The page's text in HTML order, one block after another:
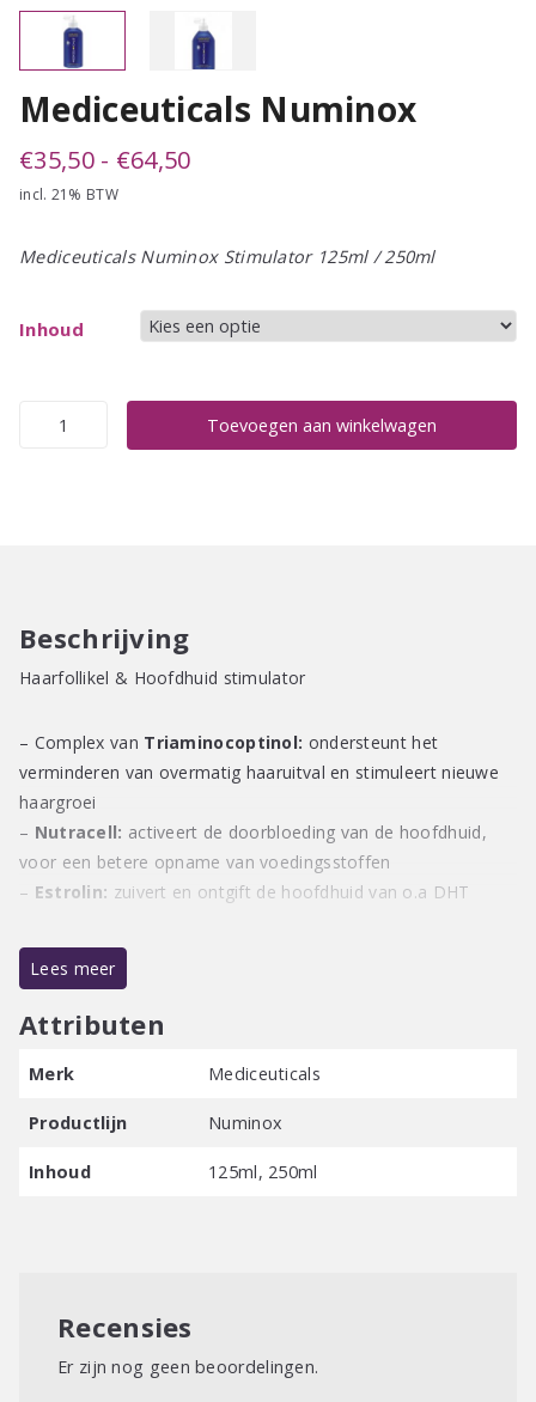
Mediceuticals Numinox
€35,50 - €64,50Prijsklasse:
incl. 21% BTW
Mediceuticals Numinox Stimulator 125ml / 250ml
Inhoud
Mediceuticals
Toevoegen aan winkelwagen
Beschrijving
Haarfollikel & Hoofdhuid stimulator
– Complex van Triaminocoptinol: ondersteunt het
verminderen van overmatig haaruitval en stimuleert nieuwe
haargroei
– Nutracell: activeert de doorbloeding van de hoofdhuid,
voor een betere opname van voedingsstoffen
– Estrolin: zuivert en ontgift de hoofdhuid van o.a DHT
Geschikt bij:
stress en alopecia.
vingertoppen verdelen, niet uitspoelen. Na het aanbrengen
minuten. Twee maal per dag aanbrengen (s’ochtends en
s’avonds).
Lees meer
Attributen
Merk Mediceuticals
Productlijn Numinox
Inhoud 125ml, 250ml
Recensies
Er zijn nog geen beoordelingen.